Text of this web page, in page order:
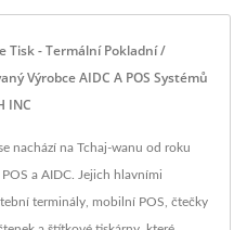
Tisk - Termální Pokladní /
Výrobce AIDC A POS Systémů
INC
nachází na Tchaj-wanu od roku
a AIDC. Jejich hlavními
terminály, mobilní POS, čtečky